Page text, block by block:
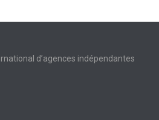
d’agences indépendantes